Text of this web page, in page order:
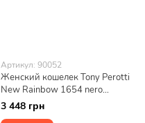
Артикул: 90052
Женский кошелек Tony Perotti
New Rainbow 1654 nero
(90052) Черный
3 448 грн